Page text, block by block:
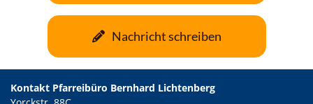
Nachricht schreiben
Kontakt Pfarreibüro Bernhard Lichtenberg